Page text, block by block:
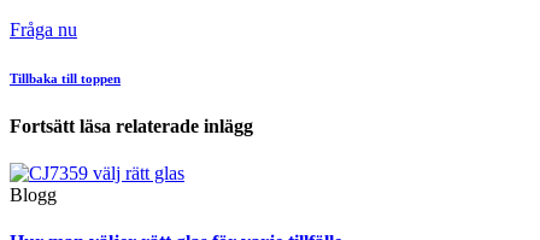
Fråga nu
Tillbaka till toppen
Fortsätt läsa relaterade inlägg
Blogg